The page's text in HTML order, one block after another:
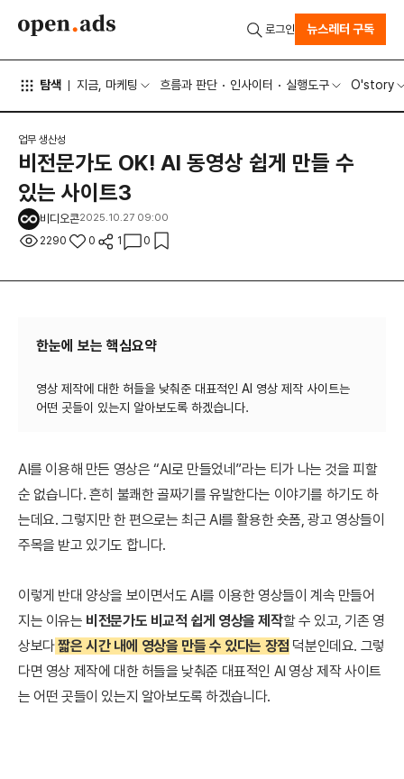
탐색 지금, 마케팅 흐름과 판단 인사이터 실행도구 O'story
로그인 뉴스레터 구독
업무 생산성
비전문가도 OK! AI 동영상 쉽게 만들 수
있는 사이트3
비디오콘2025.10.27 09:00
2290 0 1 0
한눈에 보는 핵심요약
영상 제작에 대한 허들을 낮춰준 대표적인 AI 영상 제작 사이트는
AI를 이용해 만든 영상은 “AI로 만들었네”라는 티가 나는 것을 피할
순 없습니다. 흔히 불쾌한 골짜기를 유발한다는 이야기를 하기도 하
는데요. 그렇지만 한 편으로는 최근 AI를 활용한 숏폼, 광고 영상들이
주목을 받고 있기도 합니다.
이렇게 반대 양상을 보이면서도 AI를 이용한 영상들이 계속 만들어
지는 이유는 비전문가도 비교적 쉽게 영상을 제작할 수 있고, 기존 영
상보다짧은 시간 내에 영상을 만들 수 있다는 장점 덕분인데요. 그렇
다면 영상 제작에 대한 허들을 낮춰준 대표적인 AI 영상 제작 사이트
는 어떤 곳들이 있는지 알아보도록 하겠습니다.